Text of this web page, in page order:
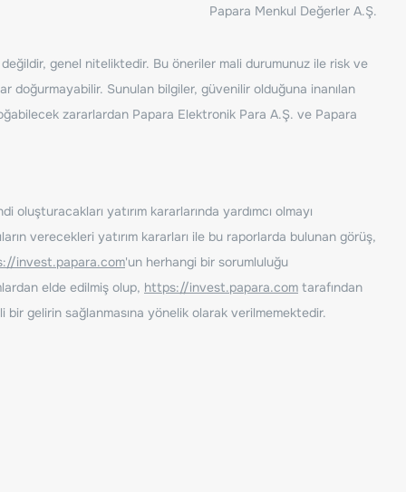
Papara Menkul Değerler A.Ş.
değildir, genel niteliktedir. Bu öneriler mali durumunuz ile risk ve
doğurmayabilir. Sunulan bilgiler, güvenilir olduğuna inanılan
zararlardan Papara Elektronik Para A.Ş. ve Papara
yatırım kararlarında yardımcı olmayı
verecekleri yatırım kararları ile bu raporlarda bulunan görüş,
invest.papara.com'un herhangi bir sorumluluğu
elde edilmiş olup, https://invest.papara.com tarafından
bir gelirin sağlanmasına yönelik olarak verilmemektedir.